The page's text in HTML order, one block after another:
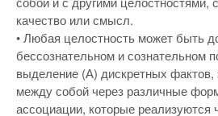
качество или смысл.
• Любая целостность может быть
бессознательном и сознательном
выделение (А) дискретных фактов,
между собой через различные
ассоциации, которые реализуются